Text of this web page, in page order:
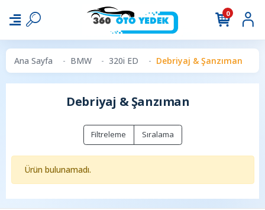
0
Ana Sayfa BMW 320i ED Debriyaj & Şanzıman
Debriyaj & Şanzıman
Filtreleme Sıralama
Ürün bulunamadı.